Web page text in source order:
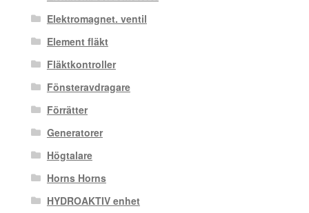
Elektromagnet. ventil
Element fläkt
Fläktkontroller
Fönsteravdragare
Förrätter
Generatorer
Högtalare
Horns Horns
HYDROAKTIV enhet